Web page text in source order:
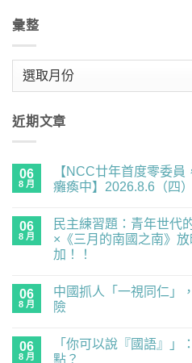
彙整
近期文章
06
8 月
【NCC廿年首度零委
癱瘓中】2026.8.6（四
廿
首
度
員，
經
民
要
留
言
06
8 月
民主練習題：青年世代
×《三月的南國之南》
加！！
主
練
習
世
留
言
06
8 月
中國抓人「一視同仁」
險
抓
言
06
8 月
「你可以說『國語』」
點？